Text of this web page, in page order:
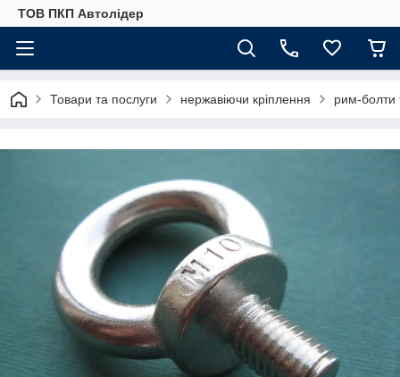
ТОВ ПКП Автолідер
Товари та послуги нержавіючи кріплення рим-болти